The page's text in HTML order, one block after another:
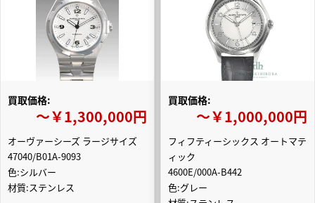
買取価格:
〜￥1,300,000円
オーヴァーシーズ ラージサイズ
47040/B01A-9093
色:シルバー
材質:ステンレス
買取価格:
〜￥1,000,000円
フィフティーシックス オートマテ
ィック
4600E/000A-B442
色:グレー